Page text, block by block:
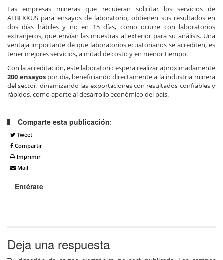
Las empresas mineras que requieran solicitar los servicios de
ALBEXXUS para ensayos de laboratorio, obtienen sus resultados en
dos días hábiles y no en 15 días, como ocurre con laboratorios
extranjeros, que envían las muestras al exterior para su análisis. Una
ventaja importante de que laboratorios ecuatorianos se acrediten, es
tener mejores servicios, a mitad de costo y en menor tiempo.
Con la acreditación, este laboratorio espera realizar aproximadamente
200 ensayospor día, beneficiando directamente a la industria minera
del sector, dinamizando las exportaciones con resultados confiables y
rápidos, como aporte al desarrollo económico del país.
Comparte esta publicación:
Tweet
Compartir
Imprimir
Mail
Entérate
Deja una respuesta